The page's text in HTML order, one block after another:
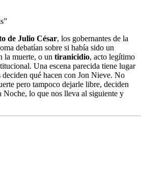
de Julio César, los gobernantes de la
debatían sobre si había sido un
la muerte, o un tiranicidio, acto legítimo
Una escena parecida tiene lugar
qué hacen con Jon Nieve. No
pero tampoco dejarle libre, deciden
Noche, lo que nos lleva al siguiente y